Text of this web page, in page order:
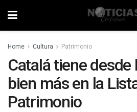
Home Cultura Patrimonio
Catalá tiene
bien más en la
Patrimonio